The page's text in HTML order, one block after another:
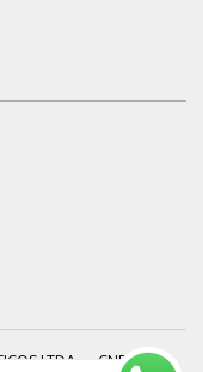
LTDA — CNPJ: